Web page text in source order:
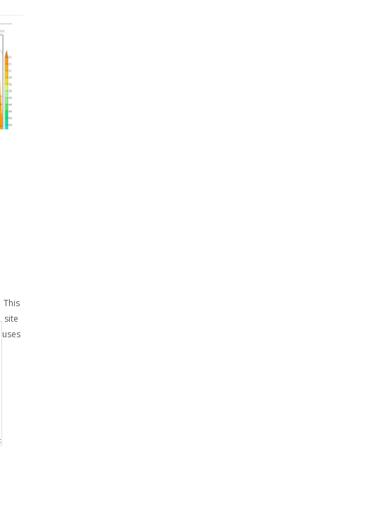
This
site
uses